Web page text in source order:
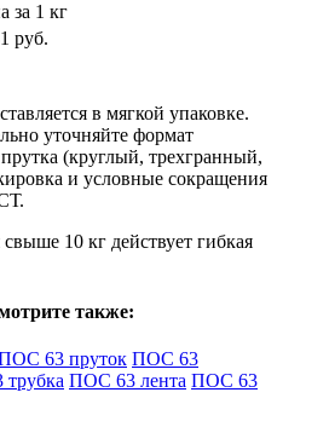
за 1 кг
руб.
в мягкой упаковке.
уточняйте формат
(круглый, трехгранный,
и условные сокращения
10 кг действует гибкая
также:
63 пруток ПОС 63
ПОС 63 лента ПОС 63